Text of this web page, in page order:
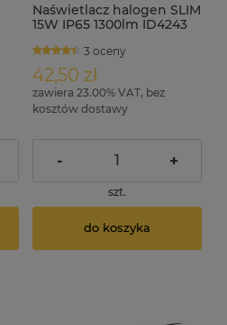
Naświetlacz halogen SLIM
15W IP65 1300lm ID4243
3 oceny
42,50 zł
zawiera 23.00% VAT, bez
kosztów dostawy
- +
szt.
do koszyka